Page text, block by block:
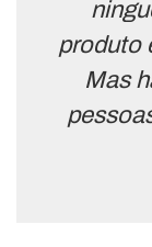
produto
Mas